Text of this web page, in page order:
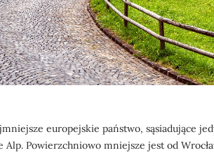
europejskie państwo, sąsiadujące
Alp. Powierzchniowo mniejsze jest od